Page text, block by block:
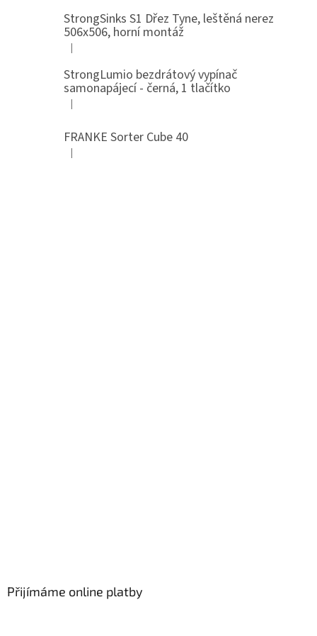
StrongSinks S1 Dřez Tyne, leštěná nerez
506x506, horní montáž
Hodnocení produktu je 5 z 5 hvězdiček.
|
StrongLumio bezdrátový vypínač
samonapájecí - černá, 1 tlačítko
Hodnocení produktu je 4 z 5 hvězdiček.
|
FRANKE Sorter Cube 40
Hodnocení produktu je 3 z 5 hvězdiček.
|
Přijímáme online platby